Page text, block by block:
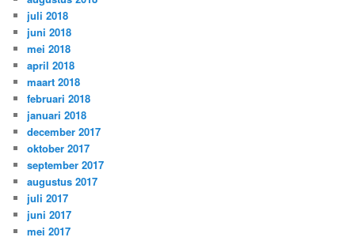
juli 2018
juni 2018
mei 2018
april 2018
maart 2018
februari 2018
januari 2018
december 2017
oktober 2017
september 2017
augustus 2017
juli 2017
juni 2017
mei 2017